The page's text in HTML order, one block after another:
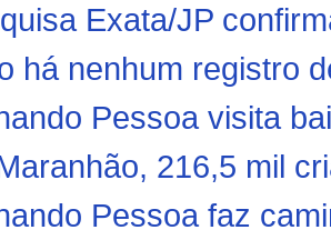
Exata/JP
há nenhum registro
Pessoa visita
216,5 mil
Pessoa faz